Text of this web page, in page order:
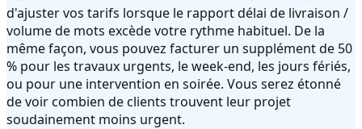
d'ajuster vos tarifs lorsque le rapport délai de livraison /
volume de mots excède votre rythme habituel. De la
même façon, vous pouvez facturer un supplément de 50
% pour les travaux urgents, le week-end, les jours fériés,
ou pour une intervention en soirée. Vous serez étonné
de voir combien de clients trouvent leur projet
soudainement moins urgent.